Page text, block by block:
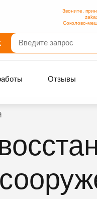
Звоните,
Соколово-
Отзывы